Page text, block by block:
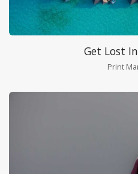
Get Lost
Print